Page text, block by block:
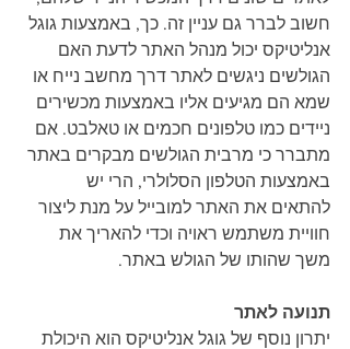
חשוב לברר גם עניין זה. כך, באמצעות גוגל
אנליטיקס יכול מנהל האתר לדעת האם
הגולשים ניגשים לאתר דרך מחשב נייח או
שמא הם מגיעים אליו באמצעות מכשירים
ניידים כמו טלפונים חכמים או טאלבט. אם
מתברר כי מרבית הגולשים מבקרים באתר
באמצעות הטלפון הסלולרי, הרי יש
להתאים את האתר למובייל על מנת ליצור
חוויית משתמש ראויה וכדי להאריך את
משך שהותו של הגולש באתר.
תנועה לאתר
יתרון נוסף של גוגל אנליטיקס הוא היכולת